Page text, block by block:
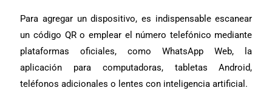
Para agregar un dispositivo, es indispensable escanear
un código QR o emplear el número telefónico mediante
plataformas oficiales, como WhatsApp Web, la
aplicación para computadoras, tabletas Android,
teléfonos adicionales o lentes con inteligencia artificial.